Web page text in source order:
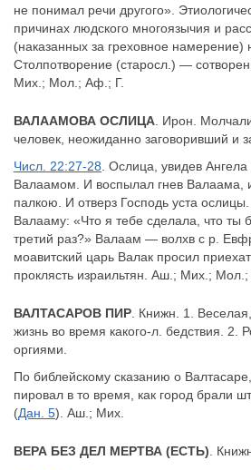
не понимал речи другого».
причинах людского многоязычия и
(наказанных за греховное намерение)
Столпотворение (старосл.) —
Мих.; Мол.; Аф.; Г.
ВАЛААМОВА ОСЛИЦА . Ирон.
человек, неожиданно заговоривший и
Числ. 22:27-28 . Ослица, увидев
Валаамом. И воспылал гнев Валаама,
палкою. И отверз Господь уста
Валааму: «Что я тебе сделала, что ты
третий раз?» Валаам — волхв с р.
моавитский царь Валак просил
проклясть израильтян. Аш.; Мих.; Мол.;
ВАЛТАСАРОВ ПИР . Книжн. 1.
жизнь во время какого-л. бедствия. 2.
оргиями.
По библейскому сказанию о
пировал в то время, как город брали
(Дан. 5). Аш.; Мих.
ВЕРА БЕЗ ДЕЛ МЕРТВА (ЕСТЬ) .